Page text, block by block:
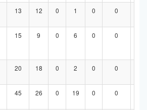
13 12 0 1 0 0
15 9 0 6 0 0
20 18 0 2 0 0
45 26 0 19 0 0